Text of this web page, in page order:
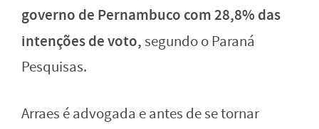
governo de Pernambuco com 28,8% das
intenções de voto,segundo o Paraná
Pesquisas.
Arraes é advogada e antes de se tornar